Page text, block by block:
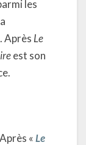
les
. Après Le
est son
Après «Le